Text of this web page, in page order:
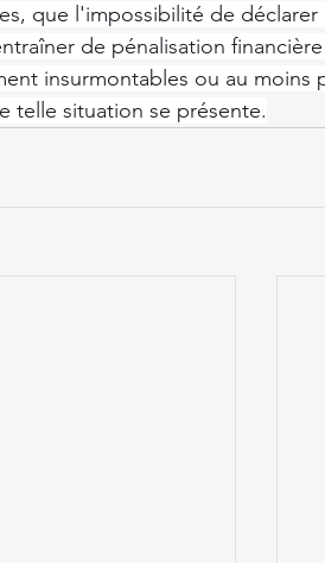
que l'impossibilité de déclarer
de pénalisation
insurmontables ou au moins
telle situation se présente.